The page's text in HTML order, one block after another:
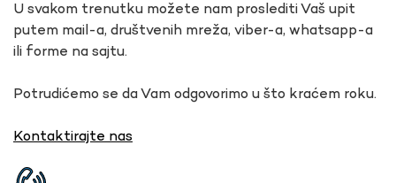
U svakom trenutku možete nam proslediti Vaš upit
putem mail-a, društvenih mreža, viber-a, whatsapp-a
ili forme na sajtu.
Potrudićemo se da Vam odgovorimo u što kraćem roku.
Kontaktirajte nas